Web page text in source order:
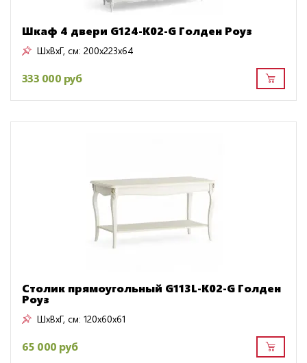
Шкаф 4 двери G124-K02-G Голден Роуз
ШxВxГ, см: 200x223x64
333 000 руб
Столик прямоугольный G113L-K02-G Голден
Роуз
ШxВxГ, см: 120x60x61
65 000 руб